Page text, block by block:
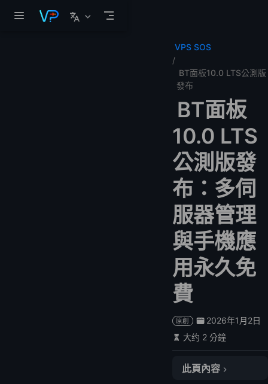
跳至主要內容
VPS SOS
BT面板10.0 LTS公測版
發布
BT面板
10.0 LTS
公測版發
布：多伺
服器管理
與手機應
用永久免
費
原創
2026年1月2日
大约 2 分鐘
此頁內容